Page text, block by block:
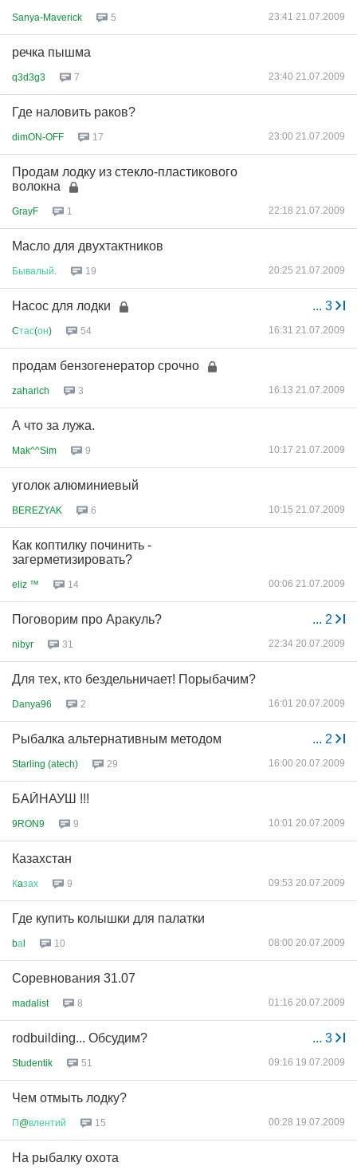
Sanya-Maverick 5 23:41 21.07.2009
речка пышма
q3d3g3 7 23:40 21.07.2009
Где наловить раков?
dimON-OFF 17 23:00 21.07.2009
Продам лодку из стекло-пластикового
волокна
GrayF 1 22:18 21.07.2009
Масло для двухтактников
Бывалый 19 20:25 21.07.2009
... 3
Насос для лодки
Cтас(он) 54 16:31 21.07.2009
продам бензогенератор срочно
zaharich 3 16:13 21.07.2009
А что за лужа.
Mak^^Sim 9 10:17 21.07.2009
уголок алюминиевый
BEREZYAK 6 10:15 21.07.2009
Как коптилку починить -
загерметизировать?
eliz ™ 14 00:06 21.07.2009
... 2
Поговорим про Аракуль?
nibyr 31 22:34 20.07.2009
Для тех, кто бездельничает! Порыбачим?
Danya96 2 16:01 20.07.2009
... 2
Рыбалка альтернативным методом
Starling (atech) 29 16:00 20.07.2009
БАЙНАУШ !!!
9RON9 9 10:01 20.07.2009
Казахстан
Кaзах 9 09:53 20.07.2009
Где купить колышки для палатки
bаl 10 08:00 20.07.2009
Соревнования 31.07
madalist 8 01:16 20.07.2009
... 3
rodbuilding... Обсудим?
Studentik 51 09:16 19.07.2009
Чем отмыть лодку?
П@влентий 15 00:28 19.07.2009
На рыбалку охота